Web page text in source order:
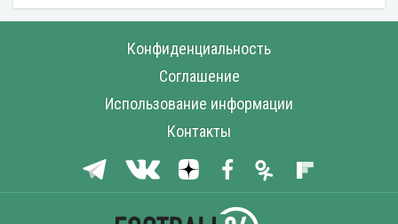
Конфиденциальность
Соглашение
Использование информации
Контакты